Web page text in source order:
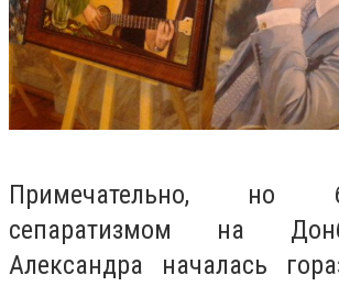
Примечательно, но
сепаратизмом на
Александра началась